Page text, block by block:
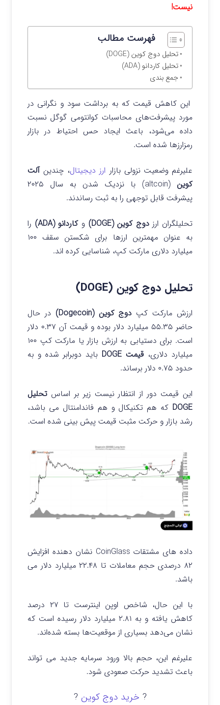
نیست!
فهرست مطالب
تحلیل دوج کوین (DOGE)
تحلیل کاردانو (ADA)
جمع بندی
این کاهش قیمت که به برداشت سود و نگرانی در
مورد پیشرفت‌های محاسبات کوانتومی گوگل نسبت
داده می‌شود، باعث ایجاد حس احتیاط در بازار
رمزارزها شده است.
علیرغم وضعیت نزولی بازار ارز دیجیتال، چندینآلت
کوین
(altcoin) با نزدیک شدن به سال ۲۰۲۵
پیشرفت قابل توجهی را به ثبت رساندند.
تحلیلگران ارز دوج کوین (DOGE) وکاردانو (ADA)
را
به عنوان مهمترین ارزها برای شکستن سقف ۱۰۰
میلیارد دلاری مارکت کپ، شناسایی کرده اند.
تحلیل دوج کوین (DOGE)
ارزش مارکت کپ دوج کوین (Dogecoin)
در حال
حاضر ۵۵.۳۵ میلیارد دلار بوده و قیمت آن ۰.۳۷ دلار
است. برای دستیابی به ارزش بازار یا مارکت کپ ۱۰۰
میلیارد دلاری، قیمت DOGE
باید دوبرابر شده و به
حدود ۰.۷۵ دلار برساند.
این قیمت دور از انتظار نیست زیر بر اساس تحلیل
DOGE که هم تکنیکال و هم فاندامنتال می باشد،
رشد بازار و حرکت مثبت قیمت پیش بینی شده است.
داده های مشتقات CoinGlass نشان دهنده افزایش
۸۲ درصدی حجم معاملات تا ۲۲.۴۸ میلیارد دلار می
باشد.
با این حال، شاخص اوپن اینترست تا ۲۷ درصد
کاهش یافته و به ۲.۸۱ میلیارد دلار رسیده است که
نشان می‌دهد بسیاری از موقعیت‌ها بسته شده‌اند.
علیرغم این، حجم بالا ورود سرمایه جدید می تواند
باعث تشدید حرکت صعودی شود.
? خرید دوج کوین ?